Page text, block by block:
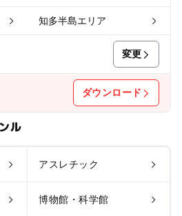
知多半島エリア
変更
ダウンロード
ル
アスレチック
博物館・科学館